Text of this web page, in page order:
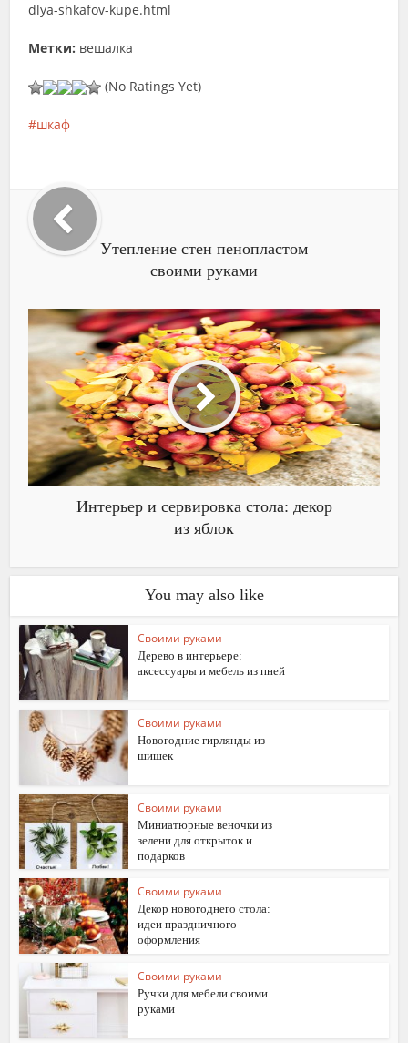
dlya-shkafov-kupe.html
Метки: вешалка
(No Ratings Yet)
шкаф
Утепление стен пенопластом
своими руками
Интерьер и сервировка стола: декор
из яблок
You may also like
Своими руками
Дерево в интерьере:
аксессуары и мебель из пней
Своими руками
Новогодние гирлянды из
шишек
Своими руками
Миниатюрные веночки из
зелени для открыток и
подарков
Своими руками
Декор новогоднего стола:
идеи праздничного
оформления
Своими руками
Ручки для мебели своими
руками